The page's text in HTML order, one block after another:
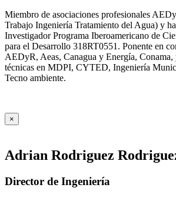
Miembro de asociaciones profesionales
Trabajo Ingeniería Tratamiento del Agua) y
Investigador Programa Iberoamericano de
para el Desarrollo 318RT0551. Ponente en
AEDyR, Aeas, Canagua y Energía, Conama,
técnicas en MDPI, CYTED, Ingeniería
Tecno ambiente.
×
Adrian Rodriguez
Director de Ingeniería